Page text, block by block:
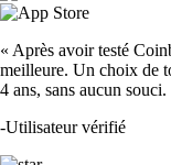
« Après avoir testé
meilleure. Un choix de
4 ans, sans aucun souci.
-Utilisateur vérifié